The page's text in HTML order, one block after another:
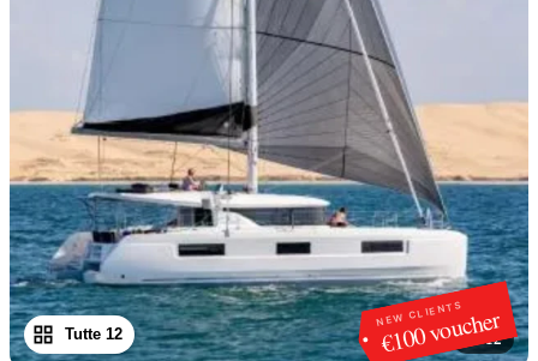
NEW CLIENTS
€100 voucher
1/12
Tutte 12